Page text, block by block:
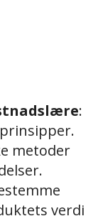
:
metoder
verdi